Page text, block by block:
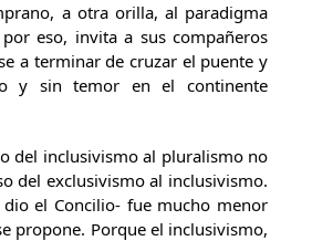
a otra orilla, al paradigma
eso, invita a sus compañeros
a terminar de cruzar el puente y
y sin temor en el continente
del inclusivismo al pluralismo no
del exclusivismo al inclusivismo.
dio el Concilio- fue mucho menor
propone. Porque el inclusivismo,